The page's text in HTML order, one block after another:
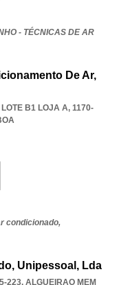
- TÉCNICAS DE AR
De Ar,
B1 LOJA A, 1170-
condicionado,
Unipessoal, Lda
223, ALGUEIRAO MEM